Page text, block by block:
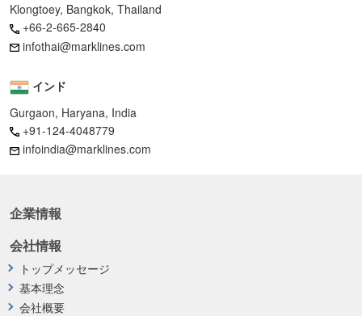
Klongtoey, Bangkok, Thailand
+66-2-665-2840
infothai@marklines.com
インド
Gurgaon, Haryana, India
+91-124-4048779
infoindia@marklines.com
企業情報
会社情報
トップメッセージ
基本理念
会社概要